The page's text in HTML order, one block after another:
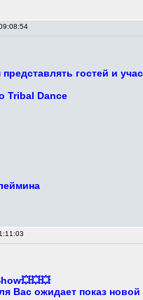
гостей и
Tribal Dance
Вас ожидает показ